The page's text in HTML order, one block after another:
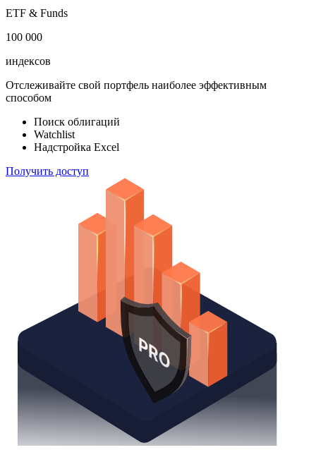
ETF & Funds
100 000
индексов
Отслеживайте свой портфель наиболее эффективным
способом
Поиск облигаций
Watchlist
Надстройка Excel
Получить доступ